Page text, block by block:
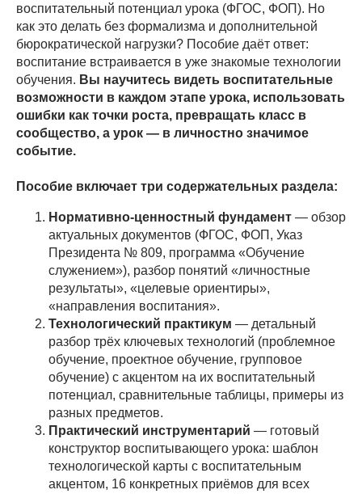
воспитательный потенциал урока (ФГОС, ФОП). Но
как это делать без формализма и дополнительной
бюрократической нагрузки? Пособие даёт ответ:
воспитание встраивается в уже знакомые технологии
обучения. Вы научитесь видеть воспитательные
возможности в каждом этапе урока, использовать
ошибки как точки роста, превращать класс в
сообщество, а урок — в личностно значимое
событие.
Пособие включает три содержательных раздела:
Нормативно-ценностный фундамент — обзор
актуальных документов (ФГОС, ФОП, Указ
Президента № 809, программа «Обучение
служением»), разбор понятий «личностные
результаты», «целевые ориентиры»,
«направления воспитания».
Технологический практикум — детальный
разбор трёх ключевых технологий (проблемное
обучение, проектное обучение, групповое
обучение) с акцентом на их воспитательный
потенциал, сравнительные таблицы, примеры из
разных предметов.
Практический инструментарий — готовый
конструктор воспитывающего урока: шаблон
технологической карты с воспитательным
акцентом, 16 конкретных приёмов для всех